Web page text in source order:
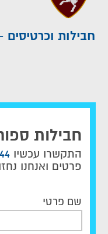
חבילות וכרטיסים
חבילות
התקשרו עכשיו
פרטים ואנחנו
שם פרטי